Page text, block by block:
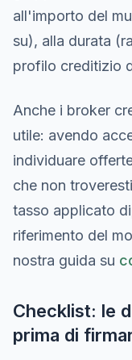
all'importo del
su), alla durata
profilo creditizio
Anche i broker
utile: avendo
individuare
che non
tasso applicato
riferimento del
nostra guida su
Checklist: le
prima di